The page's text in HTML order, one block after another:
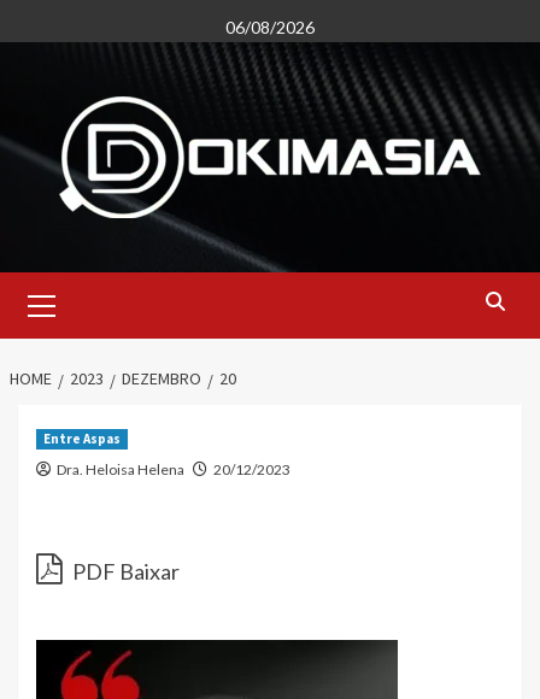
to
06/08/2026
Menu
HOME 2023 DEZEMBRO 20
Entre Aspas
Dra. Heloisa Helena 20/12/2023
PDF Baixar